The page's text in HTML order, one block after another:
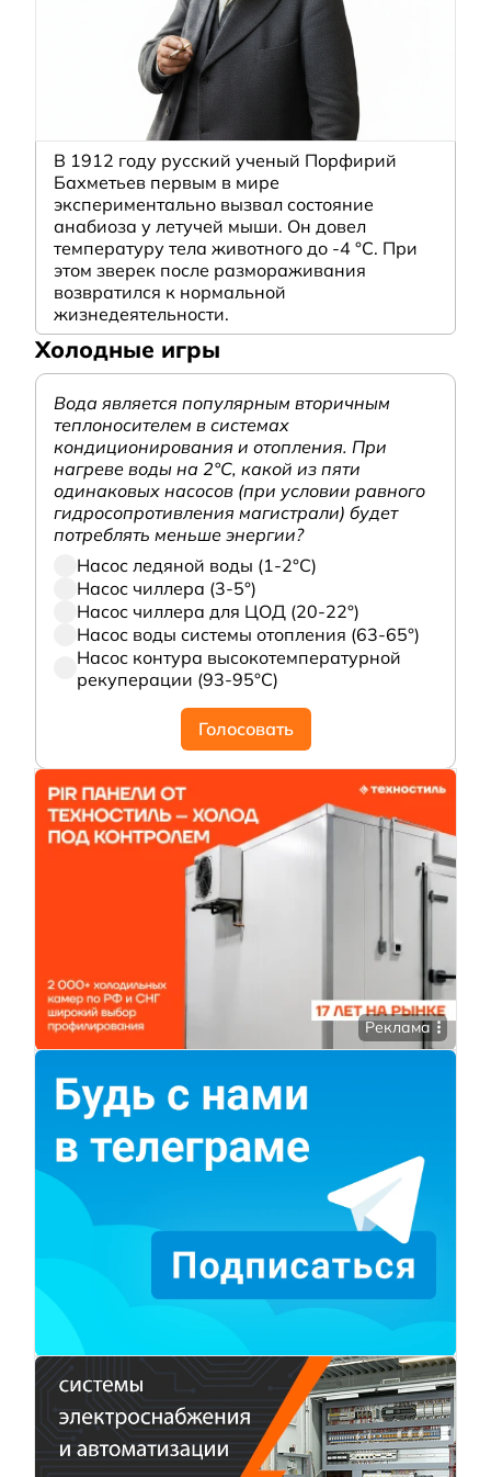
В 1912 году русский ученый Порфирий
Бахметьев первым в мире
экспериментально вызвал состояние
анабиоза у летучей мыши. Он довел
температуру тела животного до -4 °C. При
этом зверек после размораживания
возвратился к нормальной
жизнедеятельности.
Холодные игры
Вода является популярным вторичным
теплоносителем в системах
кондиционирования и отопления. При
нагреве воды на 2°С, какой из пяти
одинаковых насосов (при условии равного
гидросопротивления магистрали) будет
потреблять меньше энергии?
Насос ледяной воды (1-2°С)
Насос чиллера (3-5°)
Насос чиллера для ЦОД (20-22°)
Насос воды системы отопления (63-65°)
Насос контура высокотемпературной
рекуперации (93-95°С)
Голосовать
Реклама